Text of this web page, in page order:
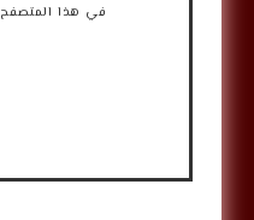
في هذا المتصفح